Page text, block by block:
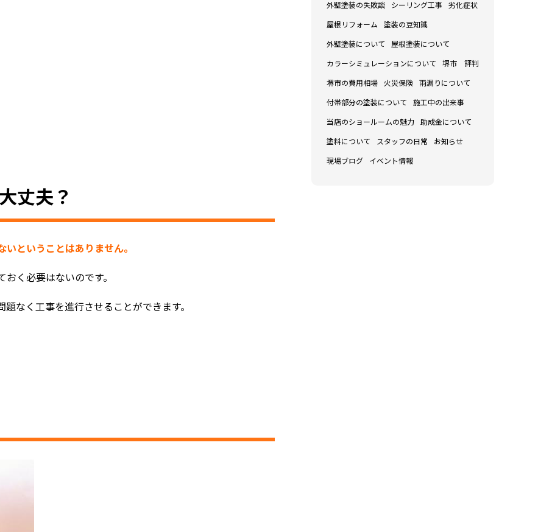
丈夫？
ということはありません。
く必要はないのです。
なく工事を進行させることができます。
外壁塗装の失敗談 シーリング工事 劣化症状
屋根リフォーム 塗装の豆知識
外壁塗装について 屋根塗装について
カラーシミュレーションについて 堺市 評判
堺市の費用相場 火災保険 雨漏りについて
付帯部分の塗装について 施工中の出来事
当店のショールームの魅力 助成金について
塗料について スタッフの日常 お知らせ
現場ブログ イベント情報